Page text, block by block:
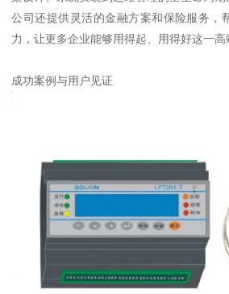
公司还提供灵活的金融方案和保险服务，
力，让更多企业能够用得起、用得好这一高
成功案例与用户见证